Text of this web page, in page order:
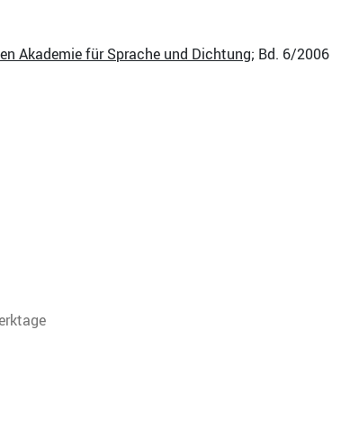
Akademie für Sprache und Dichtung; Bd. 6/2006